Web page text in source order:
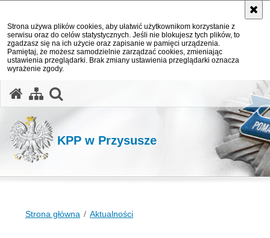
Strona używa plików cookies, aby ułatwić użytkownikom korzystanie z
serwisu oraz do celów statystycznych. Jeśli nie blokujesz tych plików, to
zgadzasz się na ich użycie oraz zapisanie w pamięci urządzenia.
Pamiętaj, że możesz samodzielnie zarządzać cookies, zmieniając
ustawienia przeglądarki. Brak zmiany ustawienia przeglądarki oznacza
wyrażenie zgody.
KPP w Przysusze
Strona główna Aktualności